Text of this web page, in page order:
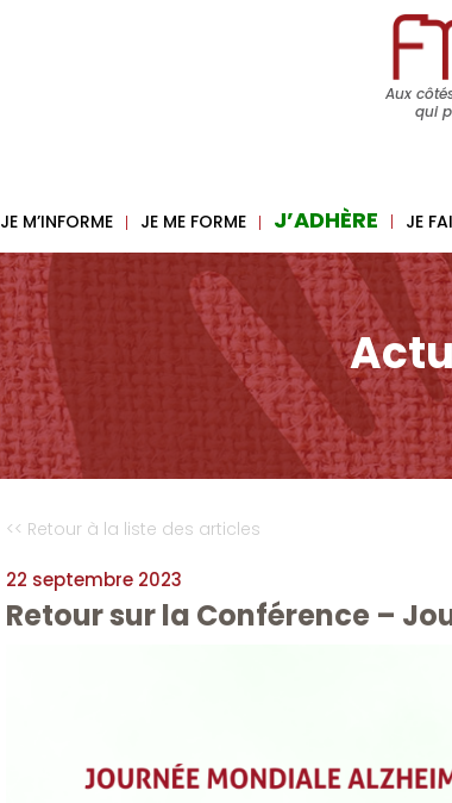
Aux
qui
JE M’INFORME JE ME FORME J’ADHÈRE JE
<< Retour à la liste des articles
22 septembre 2023
Retour sur la Conférence –